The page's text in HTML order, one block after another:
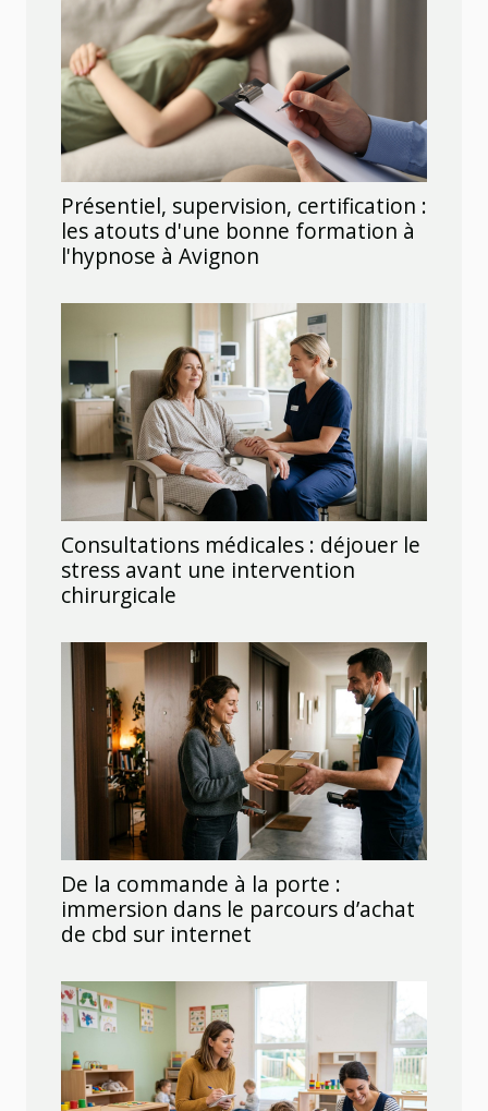
Présentiel, supervision, certification :
les atouts d'une bonne formation à
l'hypnose à Avignon
Consultations médicales : déjouer le
stress avant une intervention
chirurgicale
De la commande à la porte :
immersion dans le parcours d’achat
de cbd sur internet